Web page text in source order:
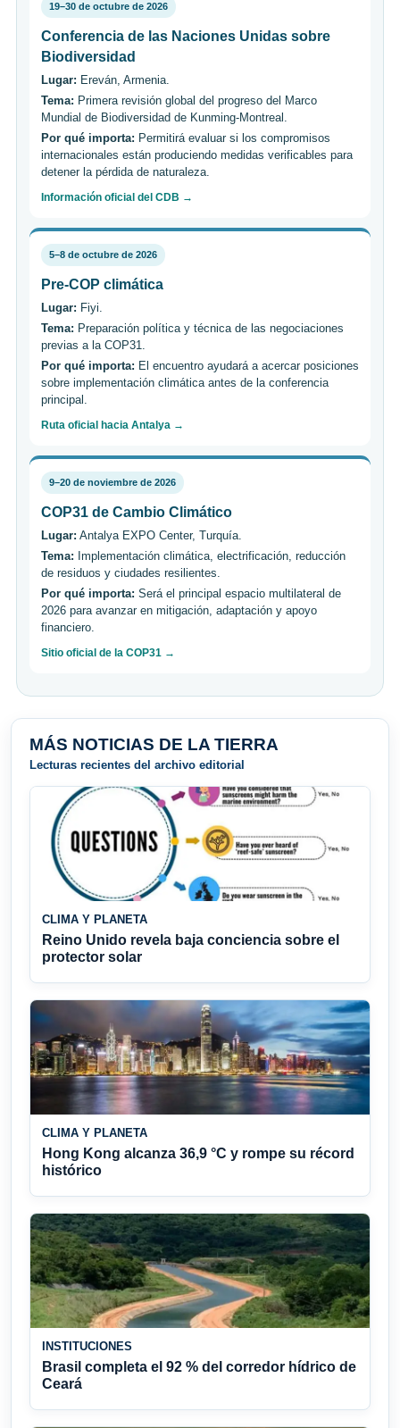
19–30 de octubre de 2026
Conferencia de las Naciones Unidas sobre
Biodiversidad
Lugar: Ereván, Armenia.
Tema: Primera revisión global del progreso del Marco
Mundial de Biodiversidad de Kunming-Montreal.
Por qué importa: Permitirá evaluar si los compromisos
internacionales están produciendo medidas verificables para
detener la pérdida de naturaleza.
Información oficial del CDB →
5–8 de octubre de 2026
Pre-COP climática
Lugar: Fiyi.
Tema: Preparación política y técnica de las negociaciones
previas a la COP31.
Por qué importa: El encuentro ayudará a acercar posiciones
sobre implementación climática antes de la conferencia
principal.
Ruta oficial hacia Antalya →
9–20 de noviembre de 2026
COP31 de Cambio Climático
Lugar: Antalya EXPO Center, Turquía.
Tema: Implementación climática, electrificación, reducción
de residuos y ciudades resilientes.
Por qué importa: Será el principal espacio multilateral de
2026 para avanzar en mitigación, adaptación y apoyo
financiero.
Sitio oficial de la COP31 →
MÁS NOTICIAS DE LA TIERRA
Lecturas recientes del archivo editorial
CLIMA Y PLANETA
Reino Unido revela baja conciencia sobre el
protector solar
CLIMA Y PLANETA
Hong Kong alcanza 36,9 °C y rompe su récord
histórico
INSTITUCIONES
Brasil completa el 92 % del corredor hídrico de
Ceará